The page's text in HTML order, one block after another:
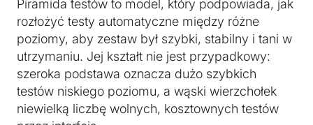
Piramida testów to model, który podpowiada, jak
rozłożyć testy automatyczne między różne
poziomy, aby zestaw był szybki, stabilny i tani w
utrzymaniu. Jej kształt nie jest przypadkowy:
szeroka podstawa oznacza dużo szybkich
testów niskiego poziomu, a wąski wierzchołek
niewielką liczbę wolnych, kosztownych testów